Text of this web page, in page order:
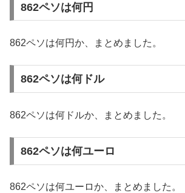
862ペソは何円
862ペソは何円か、まとめました。
862ペソは何ドル
862ペソは何ドルか、まとめました。
862ペソは何ユーロ
862ペソは何ユーロか、まとめました。